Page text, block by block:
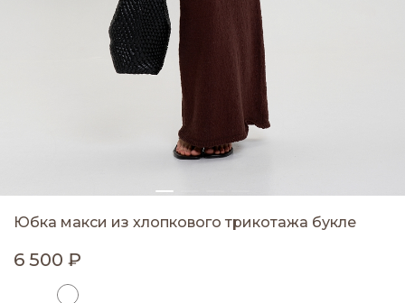
Юбка макси из хлопкового трикотажа букле
6 500 ₽